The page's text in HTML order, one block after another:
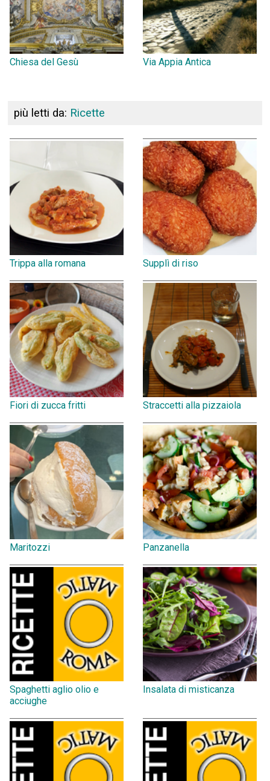
Chiesa del Gesù Via Appia Antica
più letti da: Ricette
Trippa alla romana Supplì di riso
Fiori di zucca fritti Straccetti alla pizzaiola
Maritozzi Panzanella
Spaghetti aglio olio e
acciughe
Insalata di misticanza